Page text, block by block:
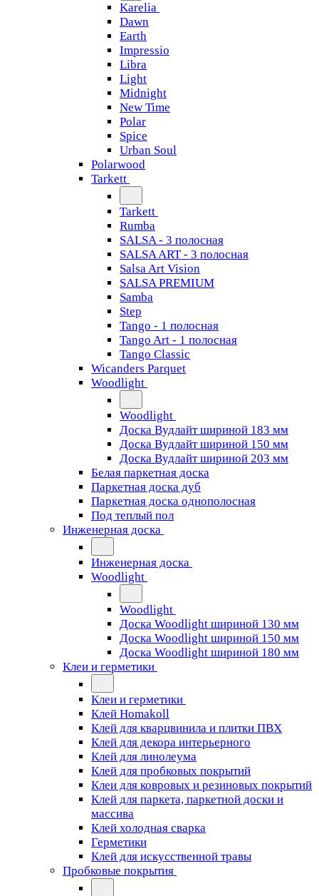
Karelia
Dawn
Earth
Impressio
Libra
Light
Midnight
New Time
Polar
Spice
Urban Soul
Polarwood
Tarkett
Tarkett
Rumba
SALSA - 3 полосная
SALSA ART - 3 полосная
Salsa Art Vision
SALSA PREMIUM
Samba
Step
Tango - 1 полосная
Tango Art - 1 полосная
Tango Classiс
Wicanders Parquet
Woodlight
Woodlight
Доска Вудлайт шириной 183 мм
Доска Вудлайт шириной 150 мм
Доска Вудлайт шириной 203 мм
Белая паркетная доска
Паркетная доска дуб
Паркетная доска однополосная
Под теплый пол
Инженерная доска
Инженерная доска
Woodlight
Woodlight
Доска Woodlight шириной 130 мм
Доска Woodlight шириной 150 мм
Доска Woodlight шириной 180 мм
Клеи и герметики
Клеи и герметики
Клей Homakoll
Клей для кварцвинила и плитки ПВХ
Клей для декора интерьерного
Клей для линолеума
Клей для пробковых покрытий
Клеи для ковровых и резиновых покрытий
Клей для паркета, паркетной доски и
массива
Клей холодная сварка
Герметики
Клей для искусственной травы
Пробковые покрытия